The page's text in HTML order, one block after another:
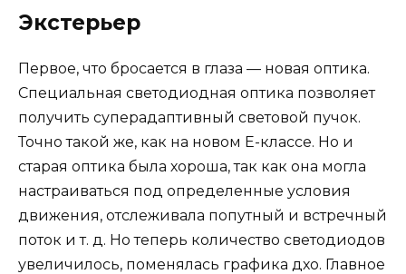
Экстерьер
Первое, что бросается в глаза — новая оптика.
Специальная светодиодная оптика позволяет
получить суперадаптивный световой пучок.
Точно такой же, как на новом E-классе. Но и
старая оптика была хороша, так как она могла
настраиваться под определенные условия
движения, отслеживала попутный и встречный
поток и т. д. Но теперь количество светодиодов
увеличилось, поменялась графика дхо. Главное